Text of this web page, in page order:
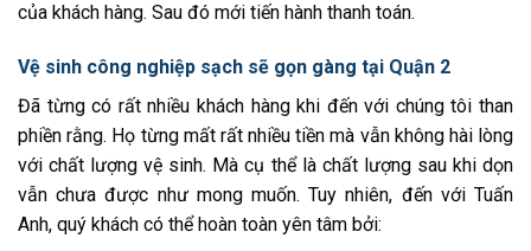
của khách hàng. Sau đó mới tiến hành thanh toán.
Vệ sinh công nghiệp sạch sẽ gọn gàng tại Quận 2
Đã từng có rất nhiều khách hàng khi đến với chúng tôi than
phiền rằng. Họ từng mất rất nhiều tiền mà vẫn không hài lòng
với chất lượng vệ sinh. Mà cụ thể là chất lượng sau khi dọn
vẫn chưa được như mong muốn. Tuy nhiên, đến với Tuấn
Anh, quý khách có thể hoàn toàn yên tâm bởi: